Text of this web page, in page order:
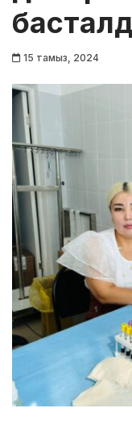
15 тамыз, 2024